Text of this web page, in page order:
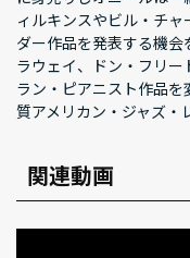
ィルキンスやビル・チ
ダー作品を発表する機
ラウェイ、ドン・フリ
ラン・ピアニスト作品
質アメリカン・ジャズ・
関連動画